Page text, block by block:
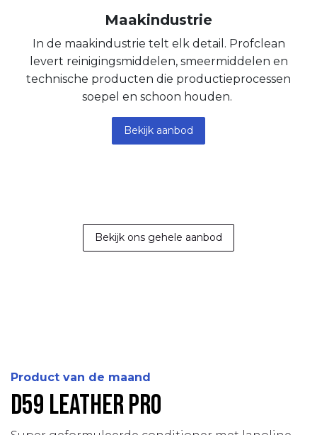
Maakindustrie
In de maakindustrie telt elk detail. Profclean
levert reinigingsmiddelen, smeermiddelen en
technische producten die productieprocessen
soepel en schoon houden.
Bekijk aanbod
Bekijk ons ​​gehele aa​​nbo​​d
Product van de maand
D59 leather pro